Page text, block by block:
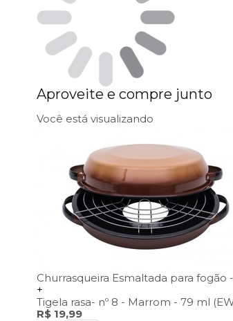
Aproveite e compre junto
Você está visualizando
Churrasqueira Esmaltada para fogão
+
Tigela rasa- nº 8 - Marrom - 79 ml
R$ 19,99